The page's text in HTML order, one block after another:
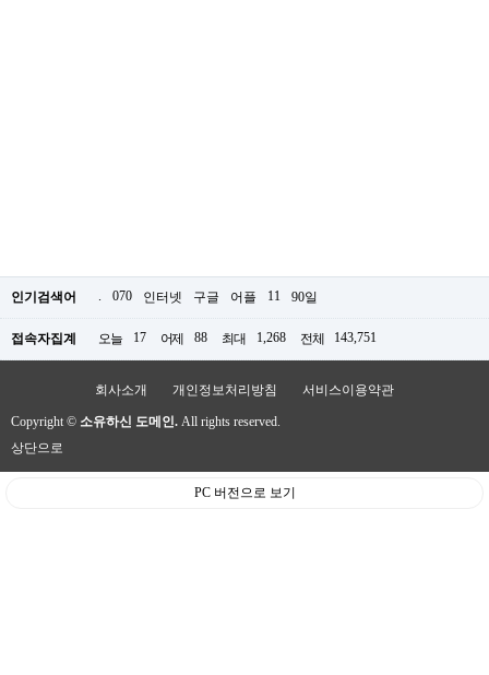
인기검색어 . 070 인터넷 구글 어플 11 90일
접속자집계 오늘 17 어제 88 최대 1,268 전체 143,751
회사소개 개인정보처리방침 서비스이용약관
Copyright © 소유하신 도메인. All rights reserved.
상단으로
PC 버전으로 보기